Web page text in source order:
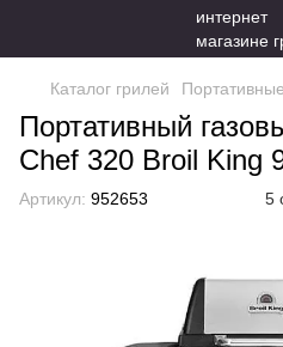
Каталог грилей
Портативный
Chef 320 Broil King
Артикул: 952653 5